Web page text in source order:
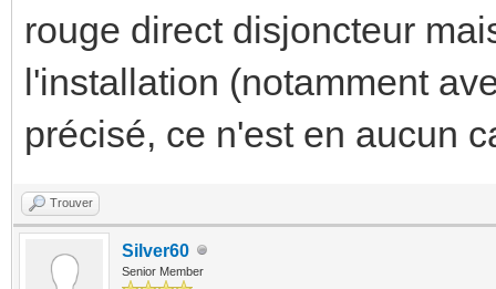
rouge direct disjoncteur
l'installation (notamment
précisé, ce n'est en aucun
Trouver
Silver60
Senior Member